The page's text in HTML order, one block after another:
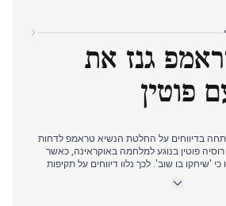
כי סנאאה טאקאיצ'י זכתה בהצבעה היסטורית
הראשונה של יפן. מאוחר יותר, כוחות
לפקח על הפסקת האש בעזה, בעוד חקירת
•
גנז את
פוטין
בדיווחים על החלטת הנשיא טראמפ לדחות
פוטין בנוגע למלחמה באוקראינה, כאשר
'שיחקו בו שוב'. לכך נלוו דיווחים על תקיפות
לאחר דחיית השיחות.